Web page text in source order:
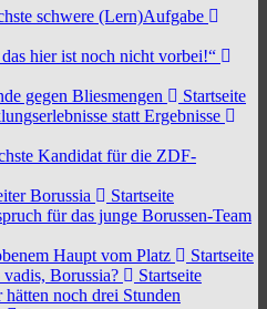
schwere (Lern)Aufgabe
hier ist noch nicht vorbei!“
gegen Bliesmengen
Startseite
statt Ergebnisse
Kandidat für die ZDF-
Borussia
Startseite
für das junge Borussen-Team
Haupt vom Platz
Startseite
Borussia?
Startseite
hätten noch drei Stunden